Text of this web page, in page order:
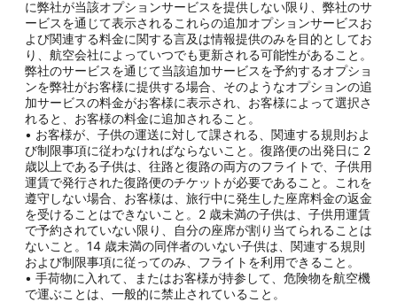
に弊社が当該オプションサービスを提供しない限り、弊社のサ
ービスを通じて表示されるこれらの追加オプションサービスお
よび関連する料金に関する言及は情報提供のみを目的としてお
り、航空会社によっていつでも更新される可能性があること。
弊社のサービスを通じて当該追加サービスを予約するオプショ
ンを弊社がお客様に提供する場合、そのようなオプションの追
加サービスの料金がお客様に表示され、お客様によって選択さ
れると、お客様の料金に追加されること。
• お客様が、子供の運送に対して課される、関連する規則およ
び制限事項に従わなければならないこと。復路便の出発日に 2
歳以上である子供は、往路と復路の両方のフライトで、子供用
運賃で発行された復路便のチケットが必要であること。これを
遵守しない場合、お客様は、旅行中に発生した座席料金の返金
を受けることはできないこと。2 歳未満の子供は、子供用運賃
で予約されていない限り、自分の座席が割り当てられることは
ないこと。14 歳未満の同伴者のいない子供は、関連する規則
および制限事項に従ってのみ、フライトを利用できること。
• 手荷物に入れて、またはお客様が持参して、危険物を航空機
で運ぶことは、一般的に禁止されていること。